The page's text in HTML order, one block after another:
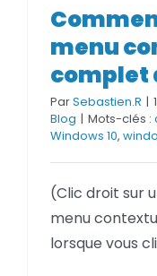
TEMOIGNAGES
EVENEMENTS
SOCIETE
menu
complet
ParSebastien.R |
Blog | Mots-clés :
Windows 10,
(Clic droit sur
menu
lorsque vous